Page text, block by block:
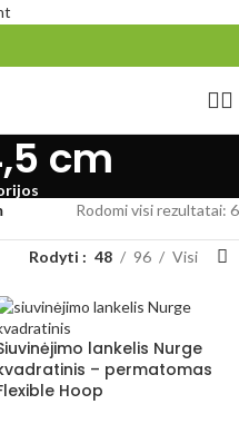
cm
Rodomi visi rezultatai: 6
Rodyti 48 96 Visi
lankelis Nurge
– permatomas
Hoop